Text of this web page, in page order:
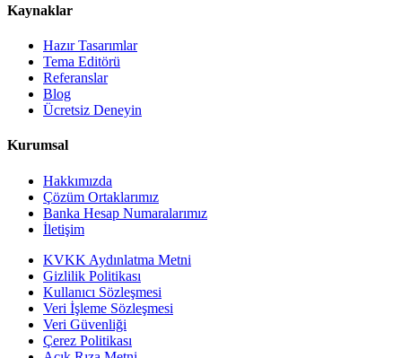
Kaynaklar
Hazır Tasarımlar
Tema Editörü
Referanslar
Blog
Ücretsiz Deneyin
Kurumsal
Hakkımızda
Çözüm Ortaklarımız
Banka Hesap Numaralarımız
İletişim
KVKK Aydınlatma Metni
Gizlilik Politikası
Kullanıcı Sözleşmesi
Veri İşleme Sözleşmesi
Veri Güvenliği
Çerez Politikası